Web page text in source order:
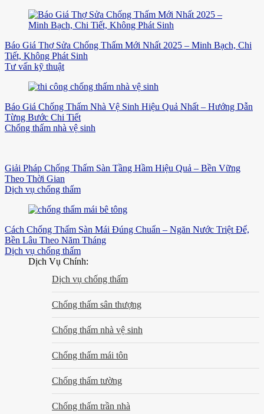
Báo Giá Thợ Sửa Chống Thấm Mới Nhất 2025 – Minh Bạch, Chi
Tiết, Không Phát Sinh
Tư vấn kỹ thuật
Báo Giá Chống Thấm Nhà Vệ Sinh Hiệu Quả Nhất – Hướng Dẫn
Từng Bước Chi Tiết
Chống thấm nhà vệ sinh
Giải Pháp Chống Thấm Sàn Tầng Hầm Hiệu Quả – Bền Vững
Theo Thời Gian
Dịch vụ chống thấm
Cách Chống Thấm Sàn Mái Đúng Chuẩn – Ngăn Nước Triệt Để,
Bền Lâu Theo Năm Tháng
Dịch vụ chống thấm
Dịch Vụ Chính:
Dịch vụ chống thấm
Chống thấm sân thượng
Chống thấm nhà vệ sinh
Chống thấm mái tôn
Chống thấm tường
Chống thấm trần nhà